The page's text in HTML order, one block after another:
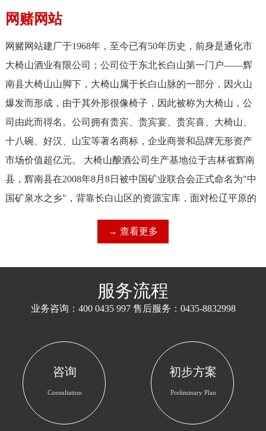
网赌网站
网赌网站建厂于1968年，至今已有50年历史，前身是通化市
大椅山酒业有限公司；公司位于东北长白山第一门户——辉
南县大椅山山脚下，大椅山属于长白山脉的一部分，因火山
爆发而形成，由于其外形很像椅子，因此被称为大椅山，公
司由此而得名。公司拥有贵宾、贵宾宴、贵宾喜、大椅山、
十八碗、好汉、山宝等著名商标，企业商誉和品牌无形资产
市场价值超亿元。 大椅山酿酒公司生产基地位于吉林省辉南
县，辉南县在2008年8月8日被中国矿业联合会正式命名为"中
国矿泉水之乡"，背靠长白山区的资源宝库，面对松辽平原的
水秀，人杰地灵，九世纪辽政权在此建镇设府，明末辉发部
→ 查看更多
服务流程
业务咨询：400 0435 997 售后服务：0435-8832998
咨询
Consultation
初步方案
Preliminary Plan